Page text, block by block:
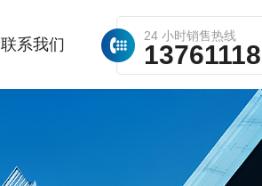
24 小时销售热线
联系我们